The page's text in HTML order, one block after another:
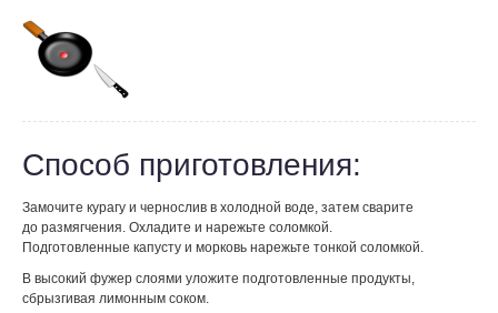
Способ приготовления:
Замочите курагу и чернослив в холодной воде, затем сварите
до размягчения. Охладите и нарежьте соломкой.
Подготовленные капусту и морковь нарежьте тонкой соломкой.
В высокий фужер слоями уложите подготовленные продукты,
сбрызгивая лимонным соком.